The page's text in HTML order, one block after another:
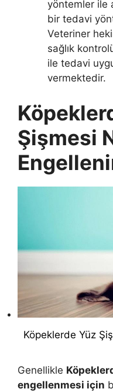
yöntemler ile
bir tedavi
Veteriner
sağlık
ile tedavi
vermektedir.
Şişmesi
Köpeklerde Yüz
Genellikle
engellenmesi için